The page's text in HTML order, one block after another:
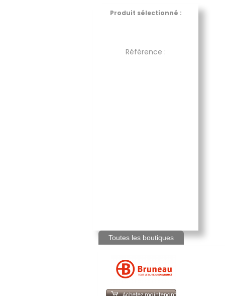
Produit sélectionné :
Référence :
Toutes les boutiques